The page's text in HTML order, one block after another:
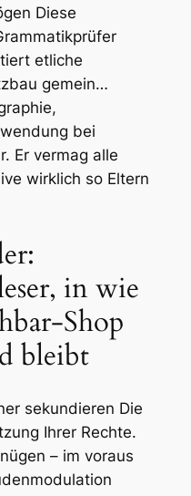
Diese
etliche
gemein…
bei
Er vermag alle
wirklich so Eltern
in wie
Shop
bleibt
sekundieren Die
Ihrer Rechte.
– im voraus